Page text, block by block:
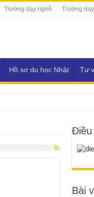
Trường dạy nghề Trường
Hồ sơ du học Nhật Tư
Điều
Bài